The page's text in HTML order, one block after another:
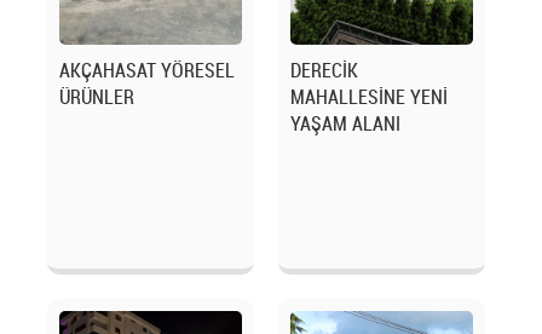
AKÇAHASAT YÖRESEL
ÜRÜNLER
DERECİK
MAHALLESİNE YENİ
YAŞAM ALANI